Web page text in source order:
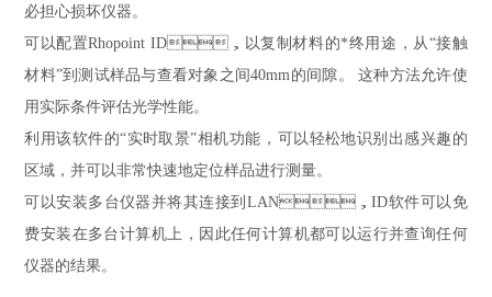
必担心损坏仪器。
可以配置Rhopoint ID，以复制材料的*终用途，从“接触
材料”到测试样品与查看对象之间40mm的间隙。 这种方法允许使
用实际条件评估光学性能。
利用该软件的“实时取景”相机功能，可以轻松地识别出感兴趣的
区域，并可以非常快速地定位样品进行测量。
可以安装多台仪器并将其连接到LAN，ID软件可以免
费安装在多台计算机上，因此任何计算机都可以运行并查询任何
仪器的结果。